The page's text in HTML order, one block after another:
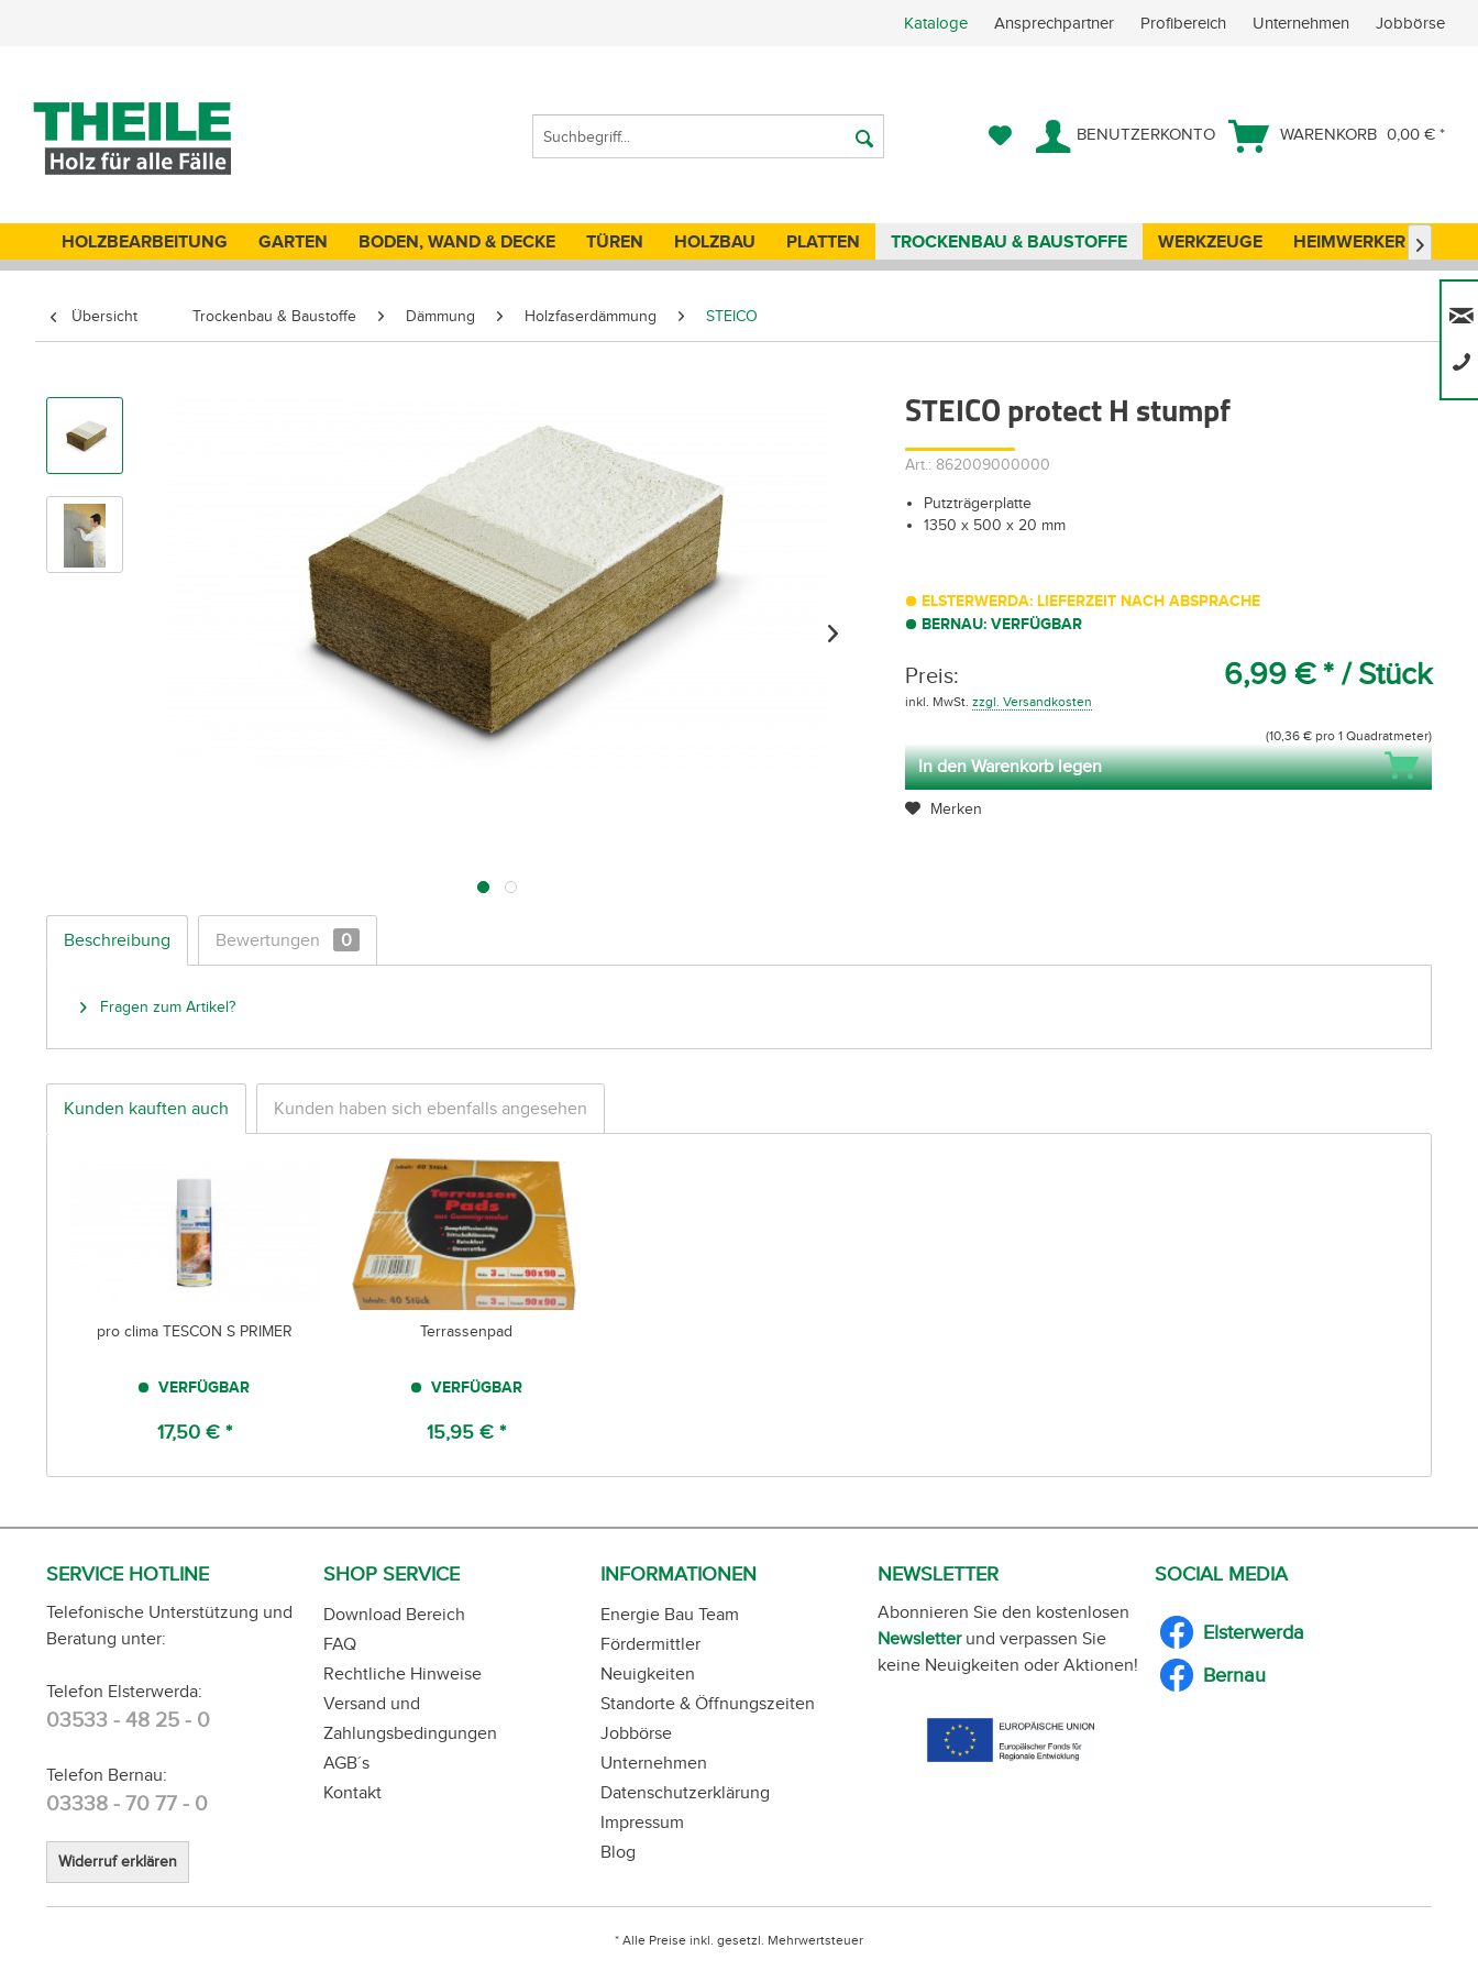
Kataloge Ansprechpartner Profibereich Unternehmen Jobbörse
BENUTZERKONTO WARENKORB 0,00 € *
HOLZBEARBEITUNG GARTEN BODEN, WAND & DECKE TÜREN HOLZBAU PLATTEN TROCKENBAU & BAUSTOFFE WERKZEUGE HEIMWERKER 
Übersicht Trockenbau & Baustoffe Dämmung Holzfaserdämmung STEICO
STEICO protect H stumpf
Art.: 862009000000
Putzträgerplatte
1350 x 500 x 20 mm
ELSTERWERDA: LIEFERZEIT NACH ABSPRACHE
BERNAU: VERFÜGBAR
Preis: 6,99 € * / Stück
inkl. MwSt.zzgl. Versandkosten
(10,36 € pro 1 Quadratmeter)
In den Warenkorb legen
Merken
Beschreibung Bewertungen 0
Fragen zum Artikel?
Kunden kauften auch Kunden haben sich ebenfalls angesehen
pro clima TESCON S PRIMER
VERFÜGBAR
17,50 € *
Terrassenpad
VERFÜGBAR
15,95 € *
SERVICE HOTLINE
Telefonische Unterstützung und
Beratung unter:
Telefon Elsterwerda:
03533 - 48 25 - 0
Telefon Bernau:
03338 - 70 77 - 0
Widerruf erklären
SHOP SERVICE
Download Bereich
FAQ
Rechtliche Hinweise
Versand und
Zahlungsbedingungen
AGB´s
Kontakt
INFORMATIONEN
Energie Bau Team
Fördermittler
Neuigkeiten
Standorte & Öffnungszeiten
Jobbörse
Unternehmen
Datenschutzerklärung
Impressum
Blog
NEWSLETTER
Abonnieren Sie den kostenlosen
Newsletterund verpassen Sie
keine Neuigkeiten oder Aktionen!
SOCIAL MEDIA
Elsterwerda
Bernau
* Alle Preise inkl. gesetzl. Mehrwertsteuer